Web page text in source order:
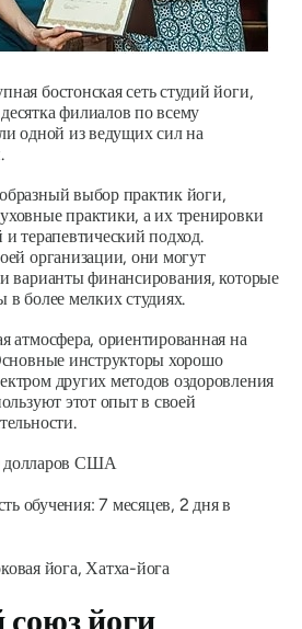
бостонская сеть студий йоги,
филиалов по всему
одной из ведущих сил на
выбор практик йоги,
практики, а их тренировки
терапевтический подход.
организации, они могут
варианты финансирования, которые
более мелких студиях.
атмосфера, ориентированная на
инструкторы хорошо
других методов оздоровления
этот опыт в своей
долларов США
обучения: 7 месяцев, 2 дня в
йога, Хатха-йога
союз йоги